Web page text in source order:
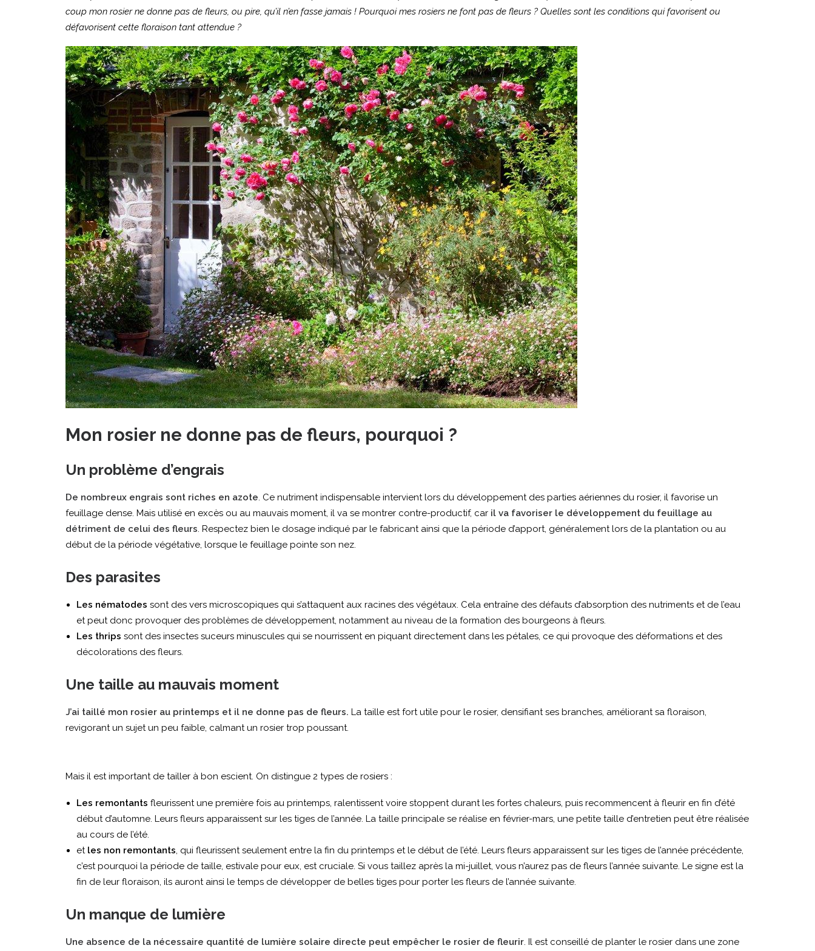
coup mon rosier ne donne pas de fleurs, ou pire, qu’il n’en fasse jamais ! Pourquoi mes rosiers ne font pas de fleurs ? Quelles sont les conditions qui favorisent ou
défavorisent cette floraison tant attendue ?
Mon rosier ne donne pas de fleurs, pourquoi ?
Un problème d’engrais
De nombreux engrais sont riches en azote. Ce nutriment indispensable intervient lors du développement des parties aériennes du rosier, il favorise un
feuillage dense. Mais utilisé en excès ou au mauvais moment, il va se montrer contre-productif, car il va favoriser le développement du feuillage au
détriment de celui des fleurs. Respectez bien le dosage indiqué par le fabricant ainsi que la période d’apport, généralement lors de la plantation ou au
début de la période végétative, lorsque le feuillage pointe son nez.
Des parasites
Les nématodes sont des vers microscopiques qui s’attaquent aux racines des végétaux. Cela entraîne des défauts d’absorption des nutriments et de l’eau
et peut donc provoquer des problèmes de développement, notamment au niveau de la formation des bourgeons à fleurs.
Les thrips sont des insectes suceurs minuscules qui se nourrissent en piquant directement dans les pétales, ce qui provoque des déformations et des
décolorations des fleurs.
Une taille au mauvais moment
J’ai taillé mon rosier au printemps et il ne donne pas de fleurs. La taille est fort utile pour le rosier, densifiant ses branches, améliorant sa floraison,
revigorant un sujet un peu faible, calmant un rosier trop poussant.
Mais il est important de tailler à bon escient. On distingue 2 types de rosiers :
Les remontants fleurissent une première fois au printemps, ralentissent voire stoppent durant les fortes chaleurs, puis recommencent à fleurir en fin d’été
début d’automne. Leurs fleurs apparaissent sur les tiges de l’année. La taille principale se réalise en février-mars, une petite taille d’entretien peut être réalisée
au cours de l’été.
et les non remontants, qui fleurissent seulement entre la fin du printemps et le début de l’été. Leurs fleurs apparaissent sur les tiges de l’année précédente,
c’est pourquoi la période de taille, estivale pour eux, est cruciale. Si vous taillez après la mi-juillet, vous n’aurez pas de fleurs l’année suivante. Le signe est la
fin de leur floraison, ils auront ainsi le temps de développer de belles tiges pour porter les fleurs de l’année suivante.
Un manque de lumière
Une absence de la nécessaire quantité de lumière solaire directe peut empêcher le rosier de fleurir. Il est conseillé de planter le rosier dans une zone